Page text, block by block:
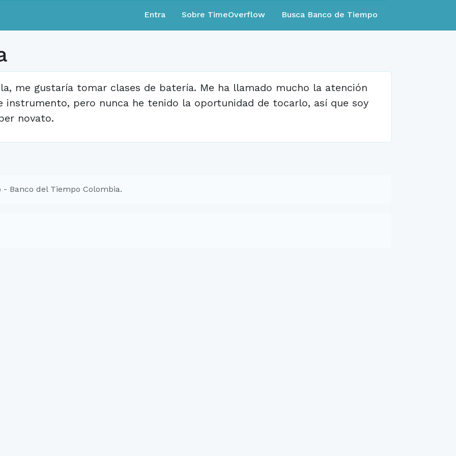
Entra Sobre TimeOverflow Busca Banco de Tiempo
me gustaría tomar clases de batería. Me ha llamado mucho la atención
instrumento, pero nunca he tenido la oportunidad de tocarlo, así que soy
novato.
Banco del Tiempo Colombia.